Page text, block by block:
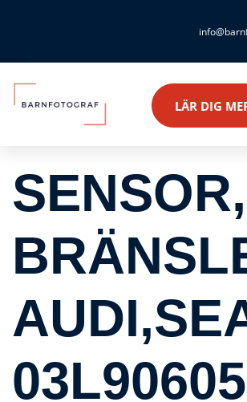
LÄR DIG
SENSOR,